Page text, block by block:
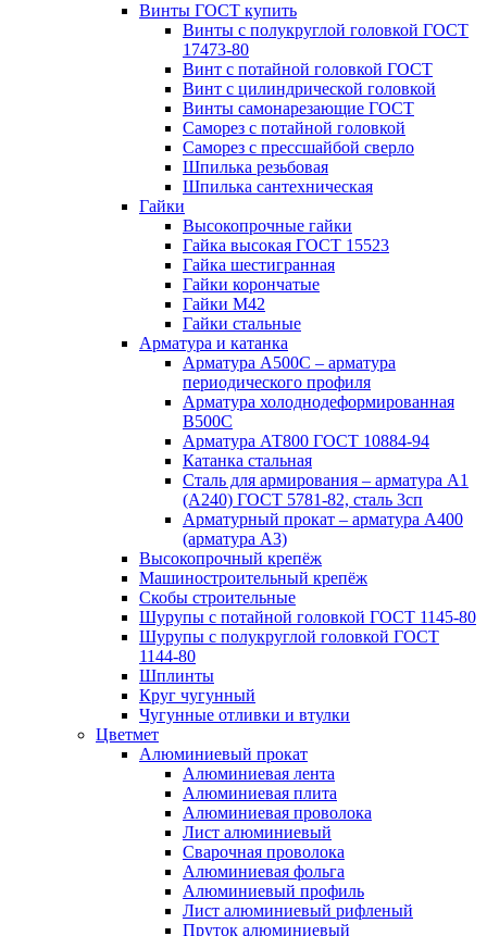
Винты ГОСТ купить
Винты с полукруглой головкой ГОСТ
17473-80
Винт с потайной головкой ГОСТ
Винт с цилиндрической головкой
Винты самонарезающие ГОСТ
Саморез с потайной головкой
Саморез с прессшайбой сверло
Шпилька резьбовая
Шпилька сантехническая
Гайки
Высокопрочные гайки
Гайка высокая ГОСТ 15523
Гайка шестигранная
Гайки корончатые
Гайки М42
Гайки стальные
Арматура и катанка
Арматура А500С – арматура
периодического профиля
Арматура холоднодеформированная
В500С
Арматура АТ800 ГОСТ 10884-94
Катанка стальная
Сталь для армирования – арматура А1
(А240) ГОСТ 5781-82, сталь 3сп
Арматурный прокат – арматура А400
(арматура А3)
Высокопрочный крепёж
Машиностроительный крепёж
Скобы строительные
Шурупы с потайной головкой ГОСТ 1145-80
Шурупы с полукруглой головкой ГОСТ
1144-80
Шплинты
Круг чугунный
Чугунные отливки и втулки
Цветмет
Алюминиевый прокат
Алюминиевая лента
Алюминиевая плита
Алюминиевая проволока
Лист алюминиевый
Сварочная проволока
Алюминиевая фольга
Алюминиевый профиль
Лист алюминиевый рифленый
Пруток алюминиевый